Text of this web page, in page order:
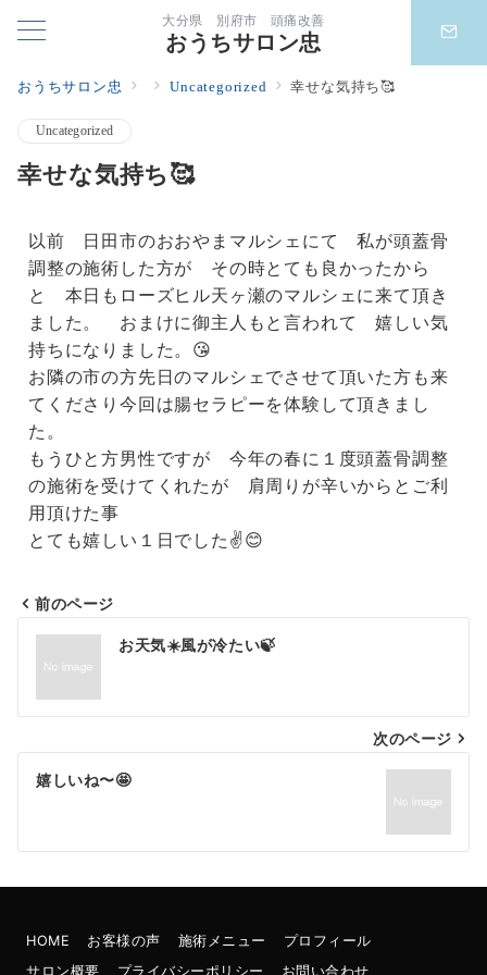
大分県 別府市 頭痛改善
おうちサロン忠
おうちサロン忠 Uncategorized 幸せな気持ち🥰
Uncategorized
幸せな気持ち🥰
以前 日田市のおおやまマルシェにて 私が頭蓋骨
調整の施術した方が その時とても良かったから
と 本日もローズヒル天ヶ瀬のマルシェに来て頂き
ました。 おまけに御主人もと言われて 嬉しい気
持ちになりました。😘
お隣の市の方先日のマルシェでさせて頂いた方も来
てくださり今回は腸セラピーを体験して頂きまし
た。
もうひと方男性ですが 今年の春に１度頭蓋骨調整
の施術を受けてくれたが 肩周りが辛いからとご利
用頂けた事
とても嬉しい１日でした✌️😊
前のページ
お天気☀️風が冷たい🍃
次のページ
嬉しいね〜🤩
HOME お客様の声 施術メニュー
プロフィール
サロン概要
プライバシーポリシー お問い合わせ